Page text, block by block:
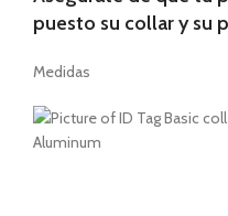
puesto su collar y su
Medidas